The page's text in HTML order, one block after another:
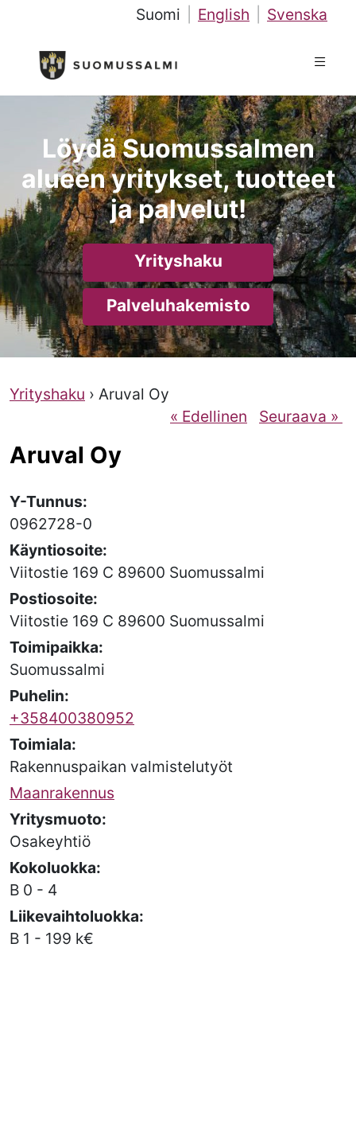
Suomi English Svenska
Löydä Suomussalmen
alueen yritykset, tuotteet
ja palvelut!
Yrityshaku
Palveluhakemisto
Yrityshaku › Aruval Oy
« Edellinen
Seuraava »
Aruval Oy
Y-Tunnus:
0962728-0
Käyntiosoite:
Viitostie 169 C 89600 Suomussalmi
Postiosoite:
Viitostie 169 C 89600 Suomussalmi
Toimipaikka:
Suomussalmi
Puhelin:
+358400380952
Toimiala:
Rakennuspaikan valmistelutyöt
Maanrakennus
Yritysmuoto:
Osakeyhtiö
Kokoluokka:
B 0 - 4
Liikevaihtoluokka:
B 1 - 199 k€